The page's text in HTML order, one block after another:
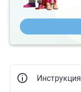
Инструкция